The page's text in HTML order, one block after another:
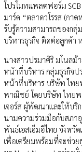
โปรโมทแพลตฟอร์ม
มาร์ค “ตลาดวโรรส (กา
รับรู้ความสามารถของก
บริหารธุรกิจ ติดต่อลูกค้า
นางสาวปรมาศิริ มโนลม้
หน้าที่บริหาร กลุ่มธุรกิจป
หน้าที่บริหาร บริษัท ไทย
พาณิชย์ โดยบริษัท ไทยพ
เจอร์ส ผู้พัฒนาและให้บริ
นามความร่วมมือกับสภา
พันธ์เอสเอ็มอีไทย จังหวั
เพื่อเตรียมพร้อมที่จะช่วย